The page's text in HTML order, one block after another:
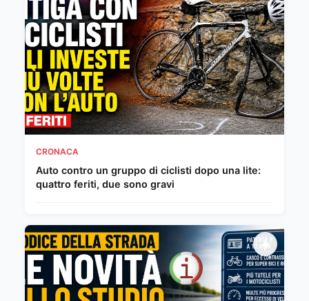
CRONACA
Auto contro un gruppo di ciclisti dopo una lite:
quattro feriti, due sono gravi